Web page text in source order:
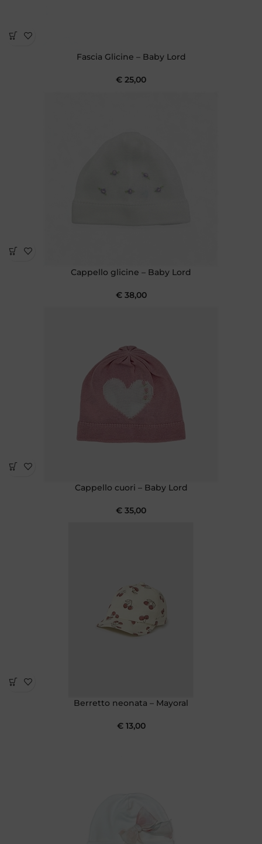
Fascia Glicine – Baby Lord
€ 25,00
Cappello glicine – Baby Lord
€38,00
Cappello cuori – Baby Lord
€ 35,00
Berretto neonata – Mayoral
€13,00